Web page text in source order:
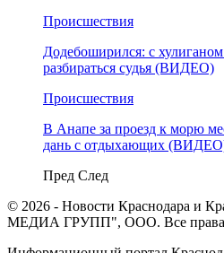
Происшествия
Додебоширился: с
разбираться судья (ВИДЕО)
Происшествия
В Анапе за проезд к морю
дань с отдыхающих
Пред След
© 2026 - Новости Краснодара и
МЕДИА ГРУПП", ООО. Все права